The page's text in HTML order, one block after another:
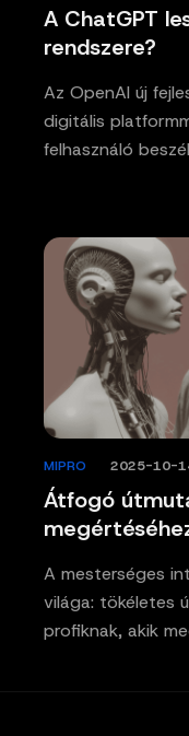
A ChatGPT
rendszere?
Az OpenAI új
digitális
felhasználó
Átfogó
MIPRO 2025-10-
A mesterséges
világa: tökéletes
profiknak, akik